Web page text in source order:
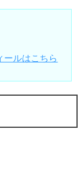
ールはこちら